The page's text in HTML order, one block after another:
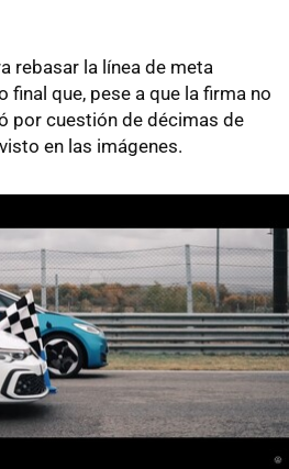
rebasar la línea de meta
final que, pese a que la firma no
por cuestión de décimas de
en las imágenes.